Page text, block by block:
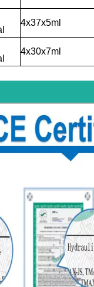
4x37x5ml
4x30x7ml